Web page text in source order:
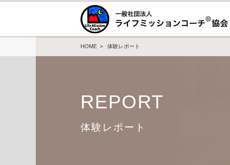
HOME > 体験レポート
REPORT
体験レポート